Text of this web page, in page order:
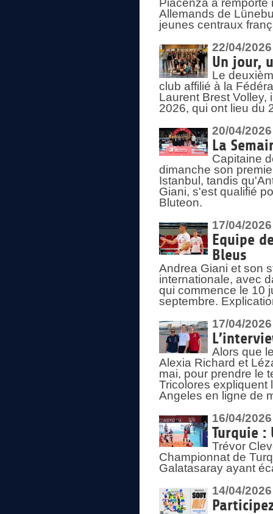
Piacenza a remporté
Allemands de
jeunes centraux
22/04/2026
Un jour,
Le
club affilié à la
Laurent Brest Volley,
2026, qui ont lieu du
20/04/2026
La
Capitaine
dimanche son
Istanbul, tandis
Giani, s'est qualifié
Bluteon.
17/04/2026
Equipe
Bleus
Andrea Giani et son
internationale, avec
qui commence le 10
septembre.
17/04/2026
Alors que
Alexia Richard et
mai, pour prendre le
Tricolores expliquent
Angeles en ligne de
16/04/2026
Turquie :
Trévor
Championnat de
Galatasaray ayant
14/04/2026